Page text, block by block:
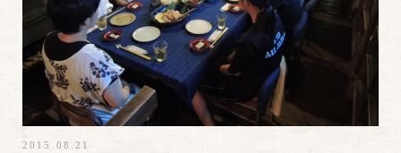
2015.08.21